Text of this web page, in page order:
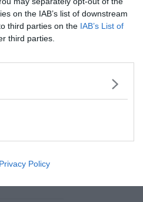
on the IAB’s list of downstream
third parties on the IAB’s List of
third parties.
Privacy Policy
si
nel presente.
visioni
dalle
questo
essere
ma manca la